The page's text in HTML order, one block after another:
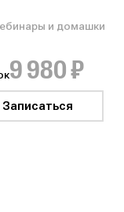
и домашки
Записаться
9 980 ₽